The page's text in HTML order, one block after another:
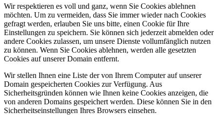
Wir respektieren es voll und ganz, wenn Sie Cookies ablehnen
möchten. Um zu vermeiden, dass Sie immer wieder nach Cookies
gefragt werden, erlauben Sie uns bitte, einen Cookie für Ihre
Einstellungen zu speichern. Sie können sich jederzeit abmelden oder
andere Cookies zulassen, um unsere Dienste vollumfänglich nutzen
zu können. Wenn Sie Cookies ablehnen, werden alle gesetzten
Cookies auf unserer Domain entfernt.
Wir stellen Ihnen eine Liste der von Ihrem Computer auf unserer
Domain gespeicherten Cookies zur Verfügung. Aus
Sicherheitsgründen können wie Ihnen keine Cookies anzeigen, die
von anderen Domains gespeichert werden. Diese können Sie in den
Sicherheitseinstellungen Ihres Browsers einsehen.